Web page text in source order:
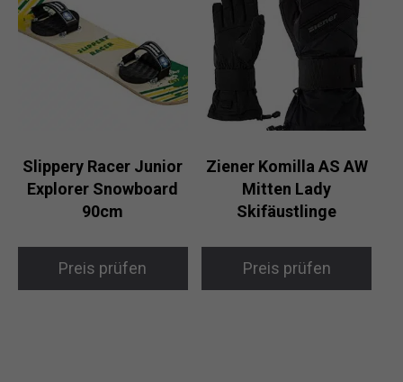
Slippery Racer Junior
Explorer Snowboard
90cm
Preis prüfen
Ziener Komilla AS AW
Mitten Lady
Skifäustlinge
Preis prüfen